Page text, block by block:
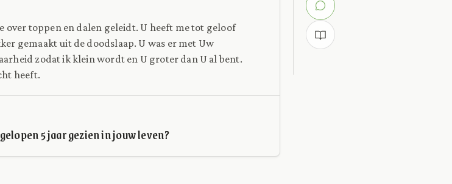
over toppen en dalen geleidt. U heeft me tot geloof
gemaakt uit de doodslaap. U was er met Uw
zodat ik klein wordt en U groter dan U al bent.
heeft.
5 jaar gezien in jouw leven?